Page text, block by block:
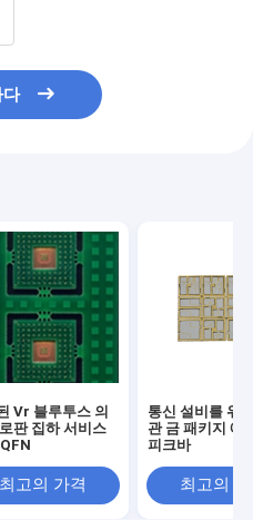
다
Vr 블루투스 의
판 집하 서비스
최고의 가격
통신 설비를 위
관 금 패키지 에
피크바
최고의